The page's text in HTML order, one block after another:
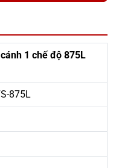
1 chế độ 875L
875L